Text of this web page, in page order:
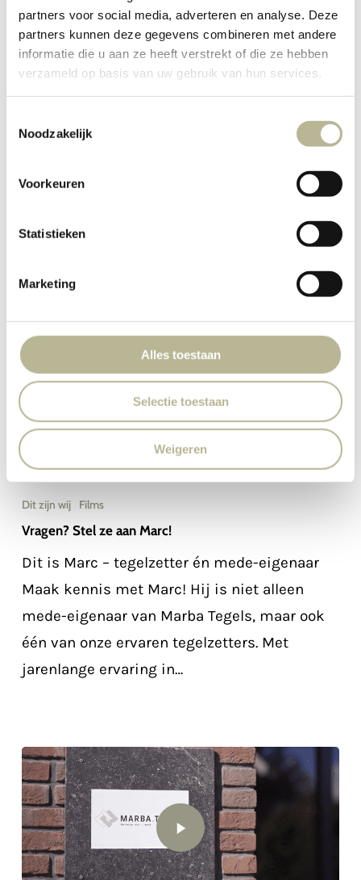
partners voor social media, adverteren en analyse. Deze
partners kunnen deze gegevens combineren met andere
informatie die u aan ze heeft verstrekt of die ze hebben
verzameld op basis van uw gebruik van hun services.
Noodzakelijk
Voorkeuren
Statistieken
Marketing
Alles toestaan
Selectie toestaan
Weigeren
Mijn vader voor de eerste keer voor de video
camera . Een beetje onwennig nog, maar wat
doet hij het goed! Mijn vader Sjef is onze
rechterhand, zijn enthousiasme en…
Dit zijn wij Films
Vragen? Stel ze aan Marc!
Dit is Marc – tegelzetter én mede-eigenaar
Maak kennis met Marc! Hij is niet alleen
mede-eigenaar van Marba Tegels, maar ook
één van onze ervaren tegelzetters. Met
jarenlange ervaring in…